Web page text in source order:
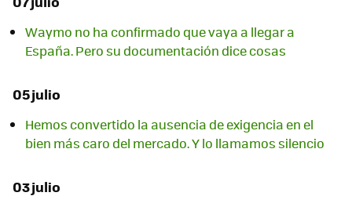
Waymo no ha confirmado que vaya a llegar a
España. Pero su documentación dice cosas
05 julio
Hemos convertido la ausencia de exigencia en el
bien más caro del mercado. Y lo llamamos silencio
03 julio